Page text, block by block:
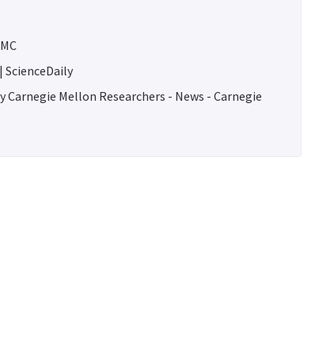
Mellon Researchers - News - Carnegie